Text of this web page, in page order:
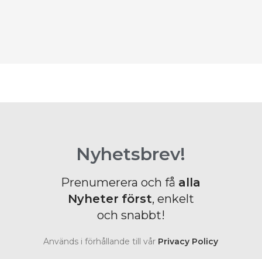
Nyhetsbrev!
Prenumerera och få alla
Nyheter först, enkelt
och snabbt!
Används i förhållande till vår Privacy Policy